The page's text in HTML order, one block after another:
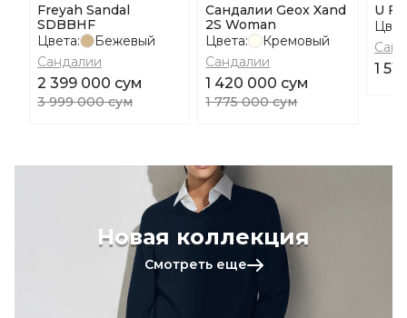
Freyah Sandal
SDBBHF
Цвета:
Бежевый
Сандалии
2 399 000 сум
3 999 000 сум
Сандалии Geox Xand
2S Woman
Цвета:
Кремовый
Сандалии
1 420 000 сум
1 775 000 сум
U
1
Новая коллекция
Смотреть еще